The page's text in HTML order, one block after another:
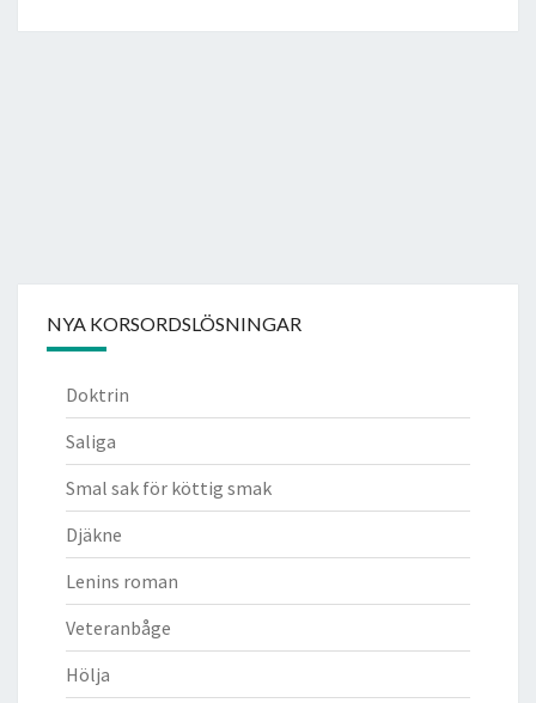
NYA KORSORDSLÖSNINGAR
Doktrin
Saliga
Smal sak för köttig smak
Djäkne
Lenins roman
Veteranbåge
Hölja